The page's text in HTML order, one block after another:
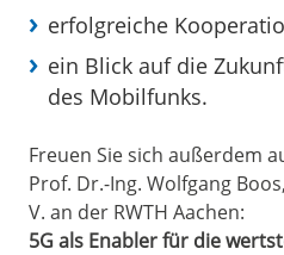
erfolgreiche
ein Blick auf die
des Mobilfunks.
Freuen Sie sich außerdem
Prof. Dr.-Ing. Wolfgang
V. an der RWTH Aachen:
5G als Enabler für die